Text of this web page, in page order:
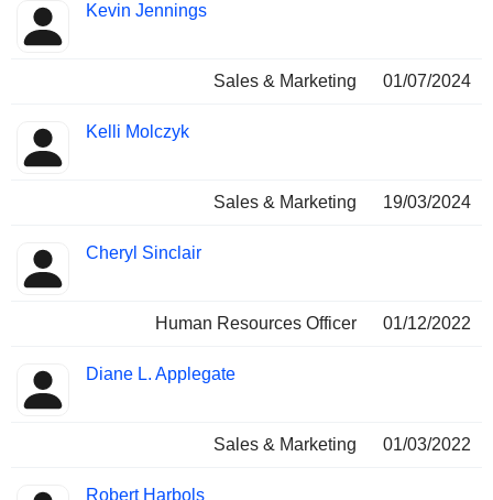
Kevin Jennings
Sales & Marketing 01/07/2024
Kelli Molczyk
Sales & Marketing 19/03/2024
Cheryl Sinclair
Human Resources Officer 01/12/2022
Diane L. Applegate
Sales & Marketing 01/03/2022
Robert Harbols